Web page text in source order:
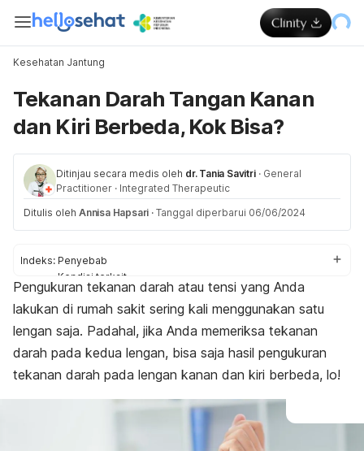
Kesehatan Jantung
Tekanan Darah Tangan Kanan
dan Kiri Berbeda, Kok Bisa?
Ditinjau secara medis oleh dr. Tania Savitri · General
Practitioner · Integrated Therapeutic
Ditulis oleh Annisa Hapsari · Tanggal diperbarui 06/06/2024
Indeks: Penyebab
Kondisi terkait
Tips mencegah
Pengukuran tekanan darah atau tensi yang Anda
lakukan di rumah sakit sering kali menggunakan satu
lengan saja. Padahal, jika Anda memeriksa tekanan
darah pada kedua lengan, bisa saja hasil pengukuran
tekanan darah pada lengan kanan dan kiri berbeda, lo!